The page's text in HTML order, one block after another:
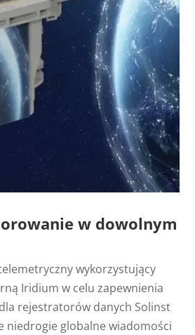
w dowolnym
wykorzystujący
Iridium w celu zapewnienia
rejestratorów danych Solinst
niedrogie globalne wiadomości